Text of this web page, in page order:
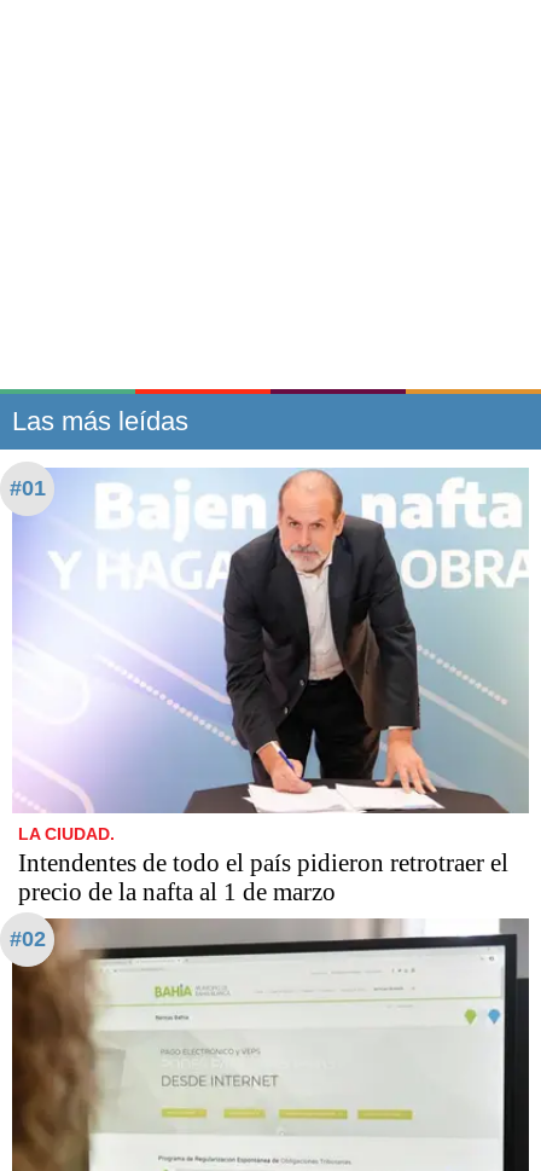
Las más leídas
#01
LA CIUDAD.
Intendentes de todo el país pidieron retrotraer el
precio de la nafta al 1 de marzo
#02